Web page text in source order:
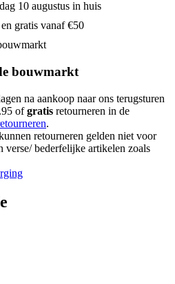
10 augustus in huis
gratis vanaf €50
bouwmarkt
na aankoop naar ons terugsturen
ofgratis retourneren in de
.
retourneren gelden niet voor
verse/ bederfelijke artikelen zoals